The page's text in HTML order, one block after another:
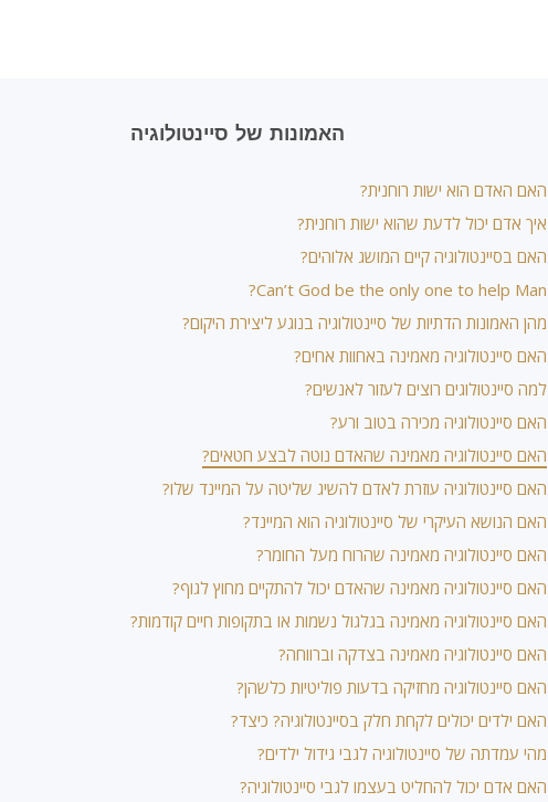
האמונות של סיינטולוגיה
האם האדם הוא ישות רוחנית?
איך אדם יכול לדעת שהוא ישות רוחנית?
האם בסיינטולוגיה קיים המושג אלוהים?
Can’t God be the only one to help Man?
מהן האמונות הדתיות של סיינטולוגיה בנוגע ליצירת היקום?
האם סיינטולוגיה מאמינה באחוות אחים?
למה סיינטולוגים רוצים לעזור לאנשים?
האם סיינטולוגיה מכירה בטוב ורע?
האם סיינטולוגיה מאמינה שהאדם נוטה לבצע חטאים?
האם סיינטולוגיה עוזרת לאדם להשיג שליטה על המיינד שלו?
האם הנושא העיקרי של סיינטולוגיה הוא המיינד?
האם סיינטולוגיה מאמינה שהרוח מעל החומר?
האם סיינטולוגיה מאמינה שהאדם יכול להתקיים מחוץ לגוף?
האם סיינטולוגיה מאמינה בגלגול נשמות או בתקופות חיים קודמות?
האם סיינטולוגיה מאמינה בצדקה וברווחה?
האם סיינטולוגיה מחזיקה בדעות פוליטיות כלשהן?
האם ילדים יכולים לקחת חלק בסיינטולוגיה? כיצד?
מהי עמדתה של סיינטולוגיה לגבי גידול ילדים?
האם אדם יכול להחליט בעצמו לגבי סיינטולוגיה?